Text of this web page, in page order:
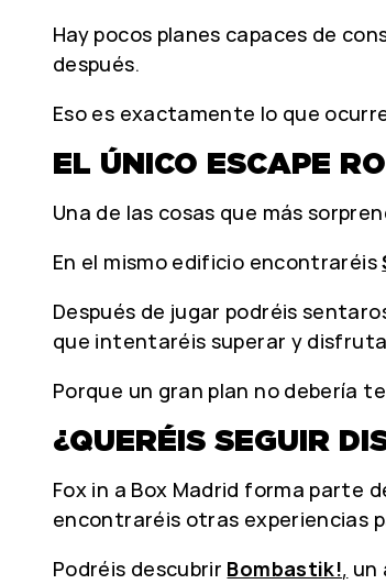
Hay pocos planes capaces de
después.
Eso es exactamente lo que
EL ÚNICO ESCAPE
Una de las cosas que más
En el mismo edificio encontraréis
Después de jugar podréis
que intentaréis superar y
Porque un gran plan no debería
¿QUERÉIS SEGUIR
Fox in a Box Madrid forma parte
encontraréis otras experiencias
Podréis descubrir Bombastik!, un